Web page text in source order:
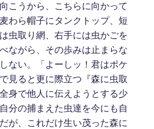
こうから、こちらに向かって
わら帽子にタンクトップ、短
虫取り網、右手には虫かごを
ながら、その歩みは止まらな
ない。「よーしッ！君はポケ
見ると更に際立つ『森に虫取
身で他人に伝えようとする少
分の捕まえた虫達を今にも自
が、これだけ生い茂った森に